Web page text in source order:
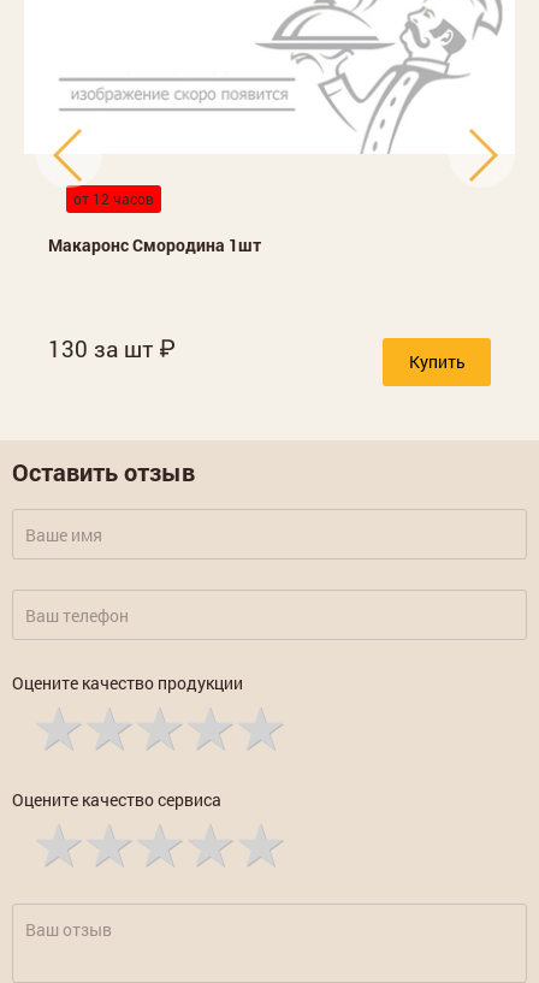
от 12 часов
Макаронс Смородина 1шт
130 за шт Купить
Оставить отзыв
Оцените качество продукции
Оцените качество сервиса